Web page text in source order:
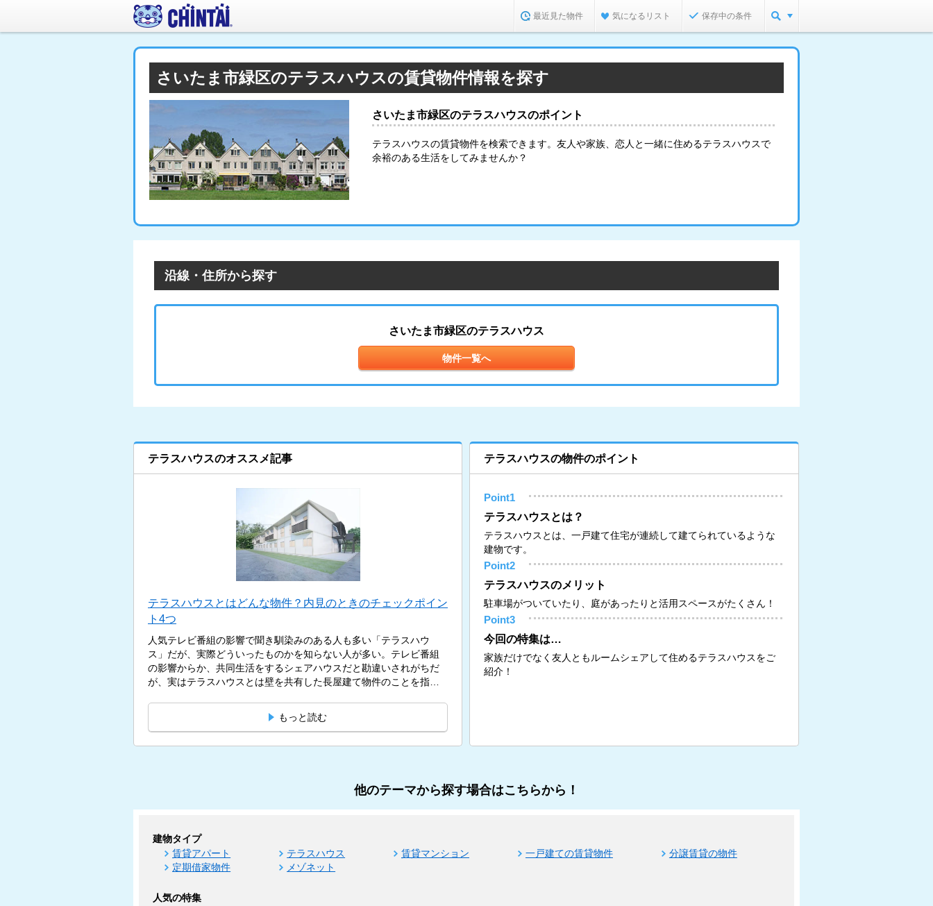
最近見た物件 気になるリスト 保存中の条件
さいたま市緑区のテラスハウスの賃貸物件情報を探す
さいたま市緑区のテラスハウスのポイント
テラスハウスの賃貸物件を検索できます。友人や家族、恋人と一緒に住めるテラスハウスで
余裕のある生活をしてみませんか？
沿線・住所から探す
さいたま市緑区のテラスハウス
物件一覧へ
テラスハウスのオススメ記事
テラスハウスとはどんな物件？内見のときのチェックポイン
ト4つ
人気テレビ番組の影響で聞き馴染みのある人も多い「テラスハウ
ス」だが、実際どういったものかを知らない人が多い。テレビ番組
の影響からか、共同生活をするシェアハウスだと勘違いされがちだ
が、実はテラスハウスとは壁を共有した長屋建て物件のことを指
もっと読む
テラスハウスの物件のポイント
Point1
テラスハウスとは？
テラスハウスとは、一戸建て住宅が連続して建てられているような
建物です。
Point2
テラスハウスのメリット
駐車場がついていたり、庭があったりと活用スペースがたくさん！
Point3
今回の特集は…
家族だけでなく友人ともルームシェアして住めるテラスハウスをご
紹介！
他のテーマから探す場合はこちらから！
建物タイプ
賃貸アパート テラスハウス 賃貸マンション 一戸建ての賃貸物件
分譲賃貸の物件
定期借家物件
メゾネット
人気の特集